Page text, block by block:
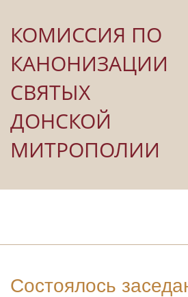
КОМИССИЯ ПО
КАНОНИЗАЦИИ
СВЯТЫХ
ДОНСКОЙ
МИТРОПОЛИИ
Состоялось